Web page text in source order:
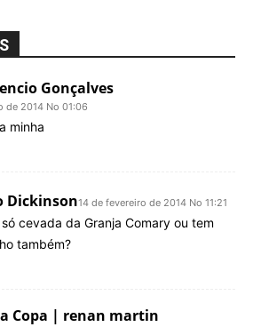
Gonçalves
de 2014 No 01:06
minha
Dickinson14 de fevereiro de 2014 No 11:21
cevada da Granja Comary ou tem
também?
Copa | renan martin